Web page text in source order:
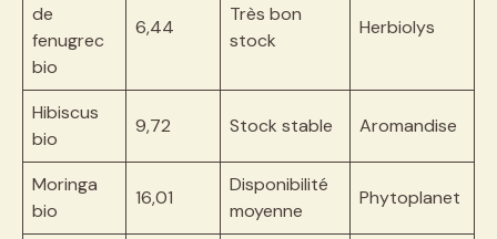
de
fenugrec
bio
6,44
Très bon
stock
Herbiolys
Hibiscus
bio
9,72 Stock stable Aromandise
Moringa
bio
16,01
Disponibilité
moyenne
Phytoplanet